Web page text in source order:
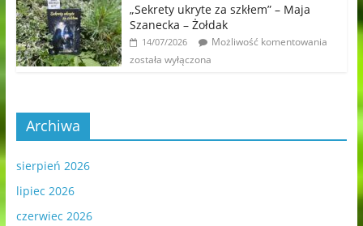
„Sekrety ukryte za szkłem” – Maja
Szanecka – Żołdak
14/07/2026
Możliwość komentowania
została wyłączona
Archiwa
sierpień 2026
lipiec 2026
czerwiec 2026